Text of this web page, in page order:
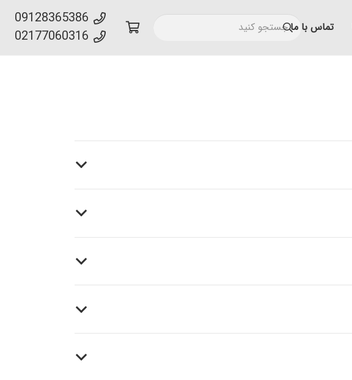
تماس با ما
09128365386
02177060316